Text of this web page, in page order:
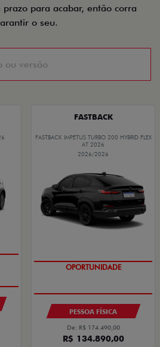
para acabar, então corra
o seu.
FASTBACK
FASTBACK IMPETUS TURBO 200 HYBRID FLEX
AT 2026
2026/2026
OPORTUNIDADE
PESSOA FÍSICA
De: R$ 174.490,00
R$ 134.890,00